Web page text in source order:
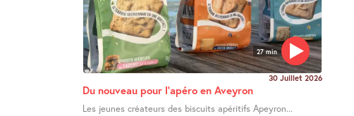
27 min
30 Juillet 2026
Du nouveau pour l’apéro en Aveyron
Les jeunes créateurs des biscuits apéritifs Apeyron...